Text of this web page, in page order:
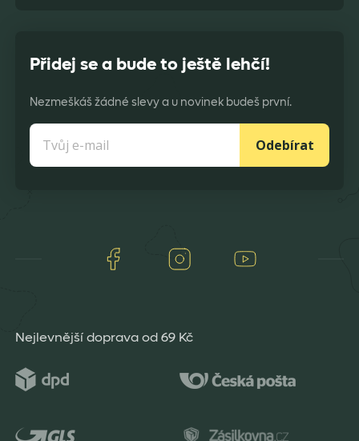
Přidej se a bude to ještě lehčí!
Nezmeškáš žádné slevy a u novinek budeš první.
Odebírat
Facebook Instagram
Nejlevnější doprava od 69 Kč